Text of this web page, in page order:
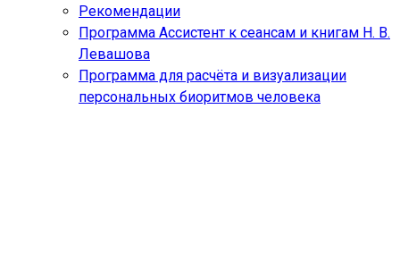
Рекомендации
Программа Ассистент к сеансам и книгам Н. В.
Левашова
Программа для расчёта и визуализации
персональных биоритмов человека